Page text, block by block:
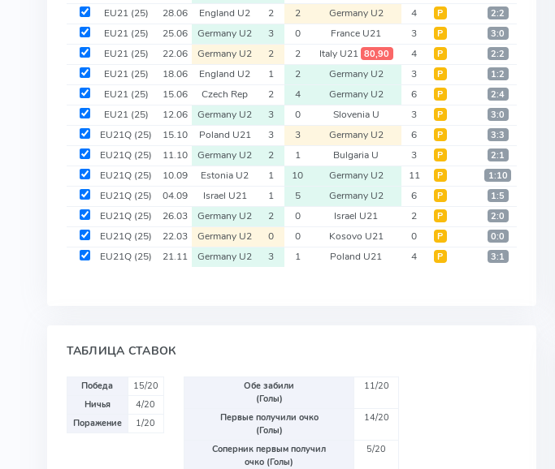
EU21 (25) 28.06 England U2 2 2 Germany U2 4 Р 2:2
EU21 (25) 25.06 Germany U2 3 0 France U21 3 Р 3:0
EU21 (25) 22.06 Germany U2 2 2 Italy U21 80,90 4 Р 2:2
EU21 (25) 18.06 England U2 1 2 Germany U2 3 Р 1:2
EU21 (25) 15.06 Czech Rep 2 4 Germany U2 6 Р 2:4
EU21 (25) 12.06 Germany U2 3 0 Slovenia U 3 Р 3:0
EU21Q (25) 15.10 Poland U21 3 3 Germany U2 6 Р 3:3
EU21Q (25) 11.10 Germany U2 2 1 Bulgaria U 3 Р 2:1
EU21Q (25) 10.09 Estonia U2 1 10 Germany U2 11 Р 1:10
EU21Q (25) 04.09 Israel U21 1 5 Germany U2 6 Р 1:5
EU21Q (25) 26.03 Germany U2 2 0 Israel U21 2 Р 2:0
EU21Q (25) 22.03 Germany U2 0 0 Kosovo U21 0 Р 0:0
EU21Q (25) 21.11 Germany U2 3 1 Poland U21 4 Р 3:1
ТАБЛИЦА СТАВОК
Победа
15/20
Ничья
4/20
Поражение
1/20
Обе забили
(Голы)
11/20
Первые получили очко
(Голы)
14/20
Соперник первым получил
очко (Голы)
5/20